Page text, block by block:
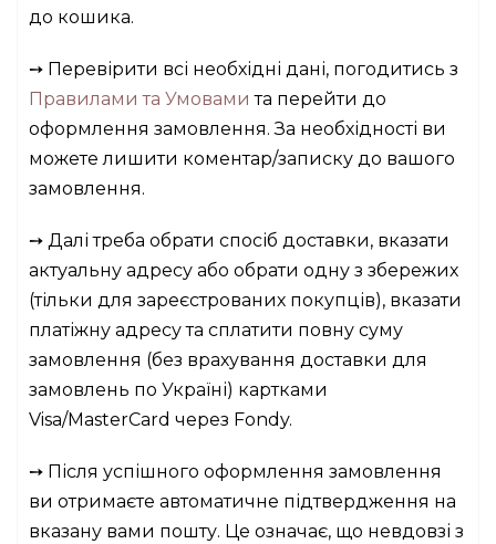
до кошика.
➙ Перевірити всі необхідні дані, погодитись з
Правилами та Умовами та перейти до
оформлення замовлення. За необхідності ви
можете лишити коментар/записку до вашого
замовлення.
➙ Далі треба обрати спосіб доставки, вказати
актуальну адресу або обрати одну з збережих
(тільки для зареєстрованих покупців), вказати
платіжну адресу та сплатити повну суму
замовлення (без врахування доставки для
замовлень по Україні) картками
Visa/MasterCard через Fondy.
➙ Після успішного оформлення замовлення
ви отримаєте автоматичне підтвердження на
вказану вами пошту. Це означає, що невдовзі з